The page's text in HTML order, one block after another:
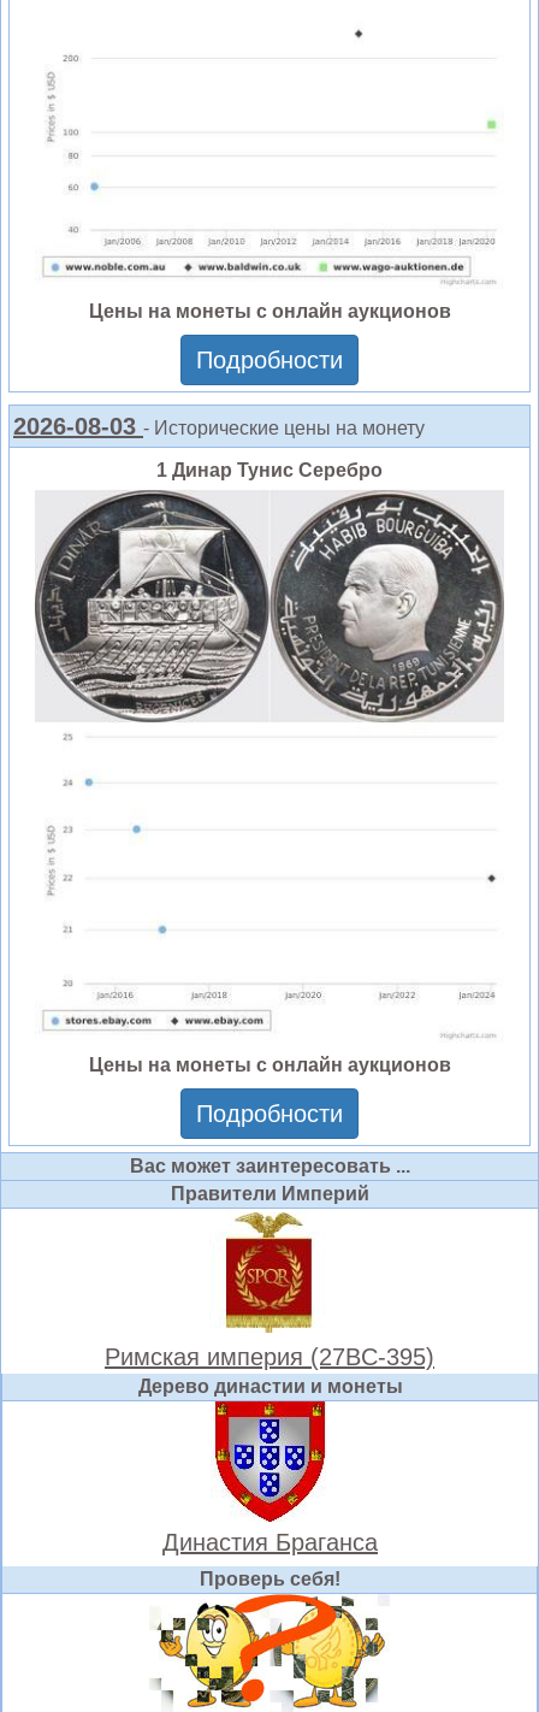
Цены на монеты с онлайн аукционов
Подробности
2026-08-03 - Исторические цены на монету
1 Динар Тунис Серебро
Цены на монеты с онлайн аукционов
Подробности
Вас может заинтересовать ...
Правители Империй
Римская империя (27BC-395)
Дерево династии и монеты
Династия Браганса
Проверь себя!